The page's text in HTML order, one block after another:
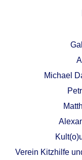
Michael
Verein Kitzhilfe